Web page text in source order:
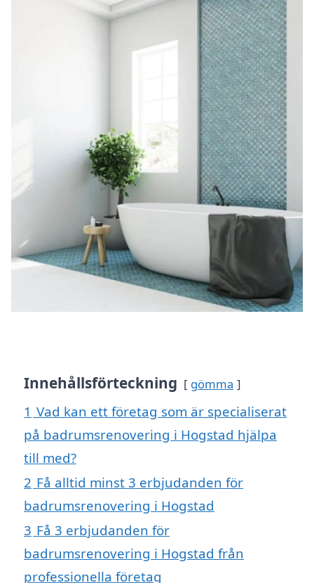
Innehållsförteckning gömma
1 Vad kan ett företag som är specialiserat
på badrumsrenovering i Hogstad hjälpa
till med?
2 Få alltid minst 3 erbjudanden för
badrumsrenovering i Hogstad
3 Få 3 erbjudanden för
badrumsrenovering i Hogstad från
professionella företag